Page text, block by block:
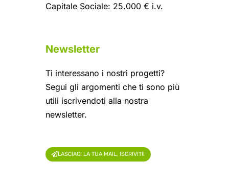
Capitale Sociale: 25.000 € i.v.
Newsletter
Ti interessano i nostri progetti?
Segui gli argomenti che ti sono più
utili iscrivendoti alla nostra
newsletter.
LASCIACI LA TUA MAIL, ISCRIVITI!